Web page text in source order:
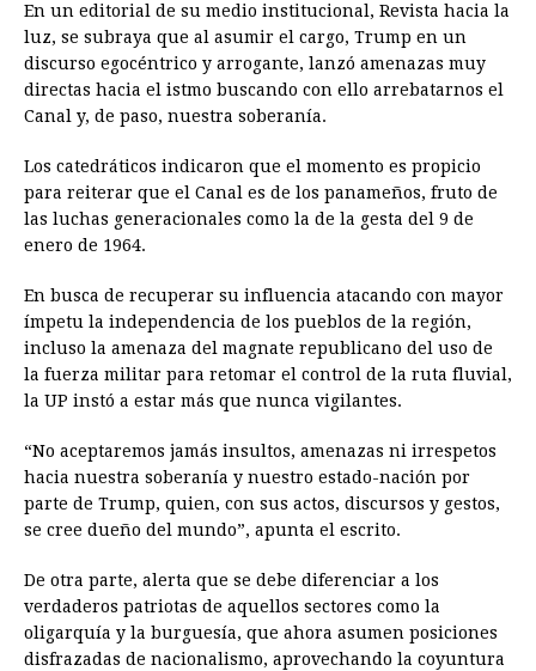
En un editorial de su medio institucional, Revista hacia la
luz, se subraya que al asumir el cargo, Trump en un
discurso egocéntrico y arrogante, lanzó amenazas muy
directas hacia el istmo buscando con ello arrebatarnos el
Canal y, de paso, nuestra soberanía.
Los catedráticos indicaron que el momento es propicio
para reiterar que el Canal es de los panameños, fruto de
las luchas generacionales como la de la gesta del 9 de
enero de 1964.
En busca de recuperar su influencia atacando con mayor
ímpetu la independencia de los pueblos de la región,
incluso la amenaza del magnate republicano del uso de
la fuerza militar para retomar el control de la ruta fluvial,
la UP instó a estar más que nunca vigilantes.
“No aceptaremos jamás insultos, amenazas ni irrespetos
hacia nuestra soberanía y nuestro estado-nación por
parte de Trump, quien, con sus actos, discursos y gestos,
se cree dueño del mundo”, apunta el escrito.
De otra parte, alerta que se debe diferenciar a los
verdaderos patriotas de aquellos sectores como la
oligarquía y la burguesía, que ahora asumen posiciones
disfrazadas de nacionalismo, aprovechando la coyuntura